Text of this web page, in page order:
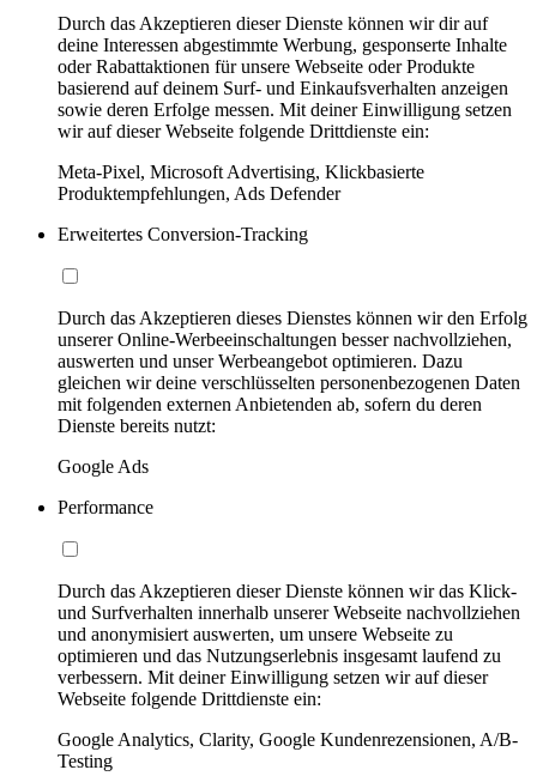
Durch das Akzeptieren dieser Dienste können wir dir auf
deine Interessen abgestimmte Werbung, gesponserte Inhalte
oder Rabattaktionen für unsere Webseite oder Produkte
basierend auf deinem Surf- und Einkaufsverhalten anzeigen
sowie deren Erfolge messen. Mit deiner Einwilligung setzen
wir auf dieser Webseite folgende Drittdienste ein:
Meta-Pixel, Microsoft Advertising, Klickbasierte
Produktempfehlungen, Ads Defender
Erweitertes Conversion-Tracking
Durch das Akzeptieren dieses Dienstes können wir den Erfolg
unserer Online-Werbeeinschaltungen besser nachvollziehen,
auswerten und unser Werbeangebot optimieren. Dazu
gleichen wir deine verschlüsselten personenbezogenen Daten
mit folgenden externen Anbietenden ab, sofern du deren
Dienste bereits nutzt:
Google Ads
Performance
Durch das Akzeptieren dieser Dienste können wir das Klick-
und Surfverhalten innerhalb unserer Webseite nachvollziehen
und anonymisiert auswerten, um unsere Webseite zu
optimieren und das Nutzungserlebnis insgesamt laufend zu
verbessern. Mit deiner Einwilligung setzen wir auf dieser
Webseite folgende Drittdienste ein:
Google Analytics, Clarity, Google Kundenrezensionen, A/B-
Testing